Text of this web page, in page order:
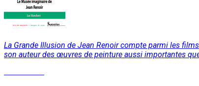
La Grande Illusion de Jean Renoir compte parmi les
son auteur des œuvres de peinture aussi importantes